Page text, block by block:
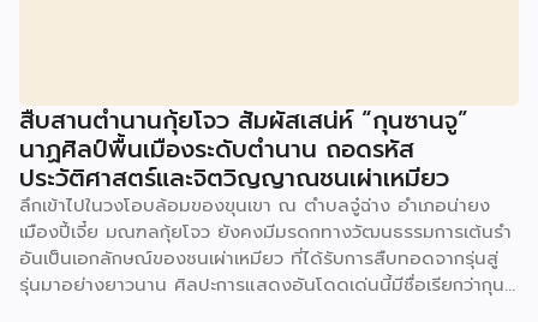
สืบสานตำนานกุ้ยโจว สัมผัสเสน่ห์ “กุนซานจู”
นาฏศิลป์พื้นเมืองระดับตำนาน ถอดรหัส
ประวัติศาสตร์และจิตวิญญาณชนเผ่าเหมียว
ลึกเข้าไปในวงโอบล้อมของขุนเขา ณ ตำบลจู๋ฉ่าง อำเภอน่ายง
เมืองปี้เจี๋ย มณฑลกุ้ยโจว ยังคงมีมรดกทางวัฒนธรรมการเต้นรำ
อันเป็นเอกลักษณ์ของชนเผ่าเหมียว ที่ได้รับการสืบทอดจากรุ่นสู่
รุ่นมาอย่างยาวนาน ศิลปะการแสดงอันโดดเด่นนี้มีชื่อเรียกว่ากุน